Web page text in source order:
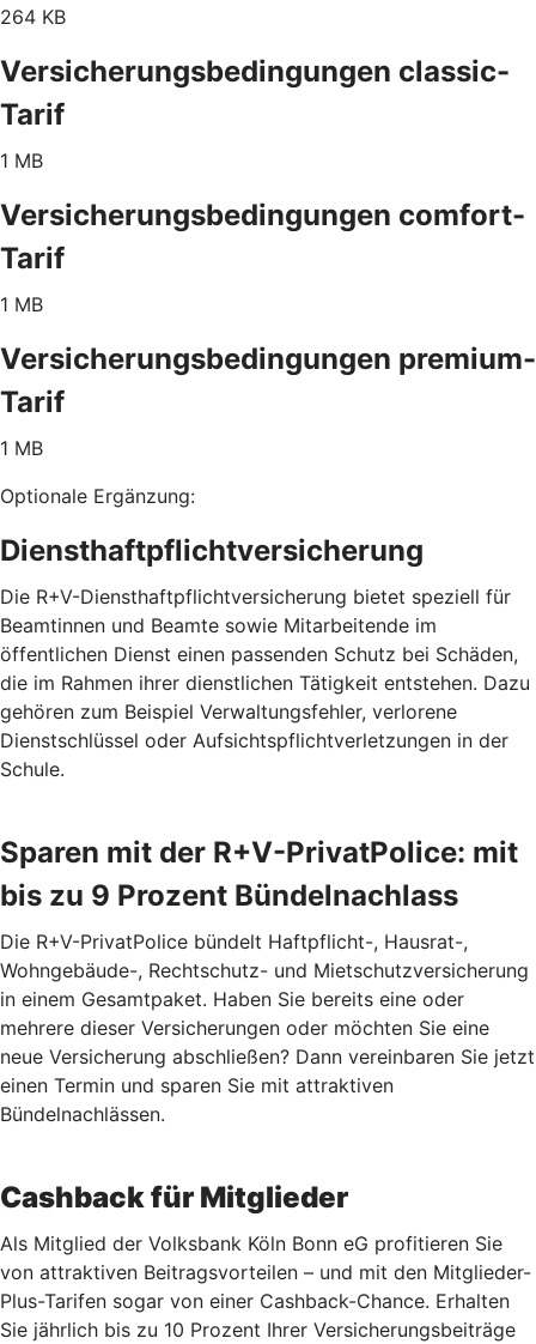
264 KB
Versicherungsbedingungen classic-
Tarif
1 MB
Versicherungsbedingungen comfort-
Tarif
1 MB
Versicherungsbedingungen premium-
Tarif
1 MB
Optionale Ergänzung:
Diensthaftpflichtversicherung
Die R+V-Diensthaftpflichtversicherung bietet speziell für
Beamtinnen und Beamte sowie Mitarbeitende im
öffentlichen Dienst einen passenden Schutz bei Schäden,
die im Rahmen ihrer dienstlichen Tätigkeit entstehen. Dazu
gehören zum Beispiel Verwaltungsfehler, verlorene
Dienstschlüssel oder Aufsichtspflichtverletzungen in der
Schule.
Sparen mit der R+V-PrivatPolice: mit
bis zu 9 Prozent Bündelnachlass
Die R+V-PrivatPolice bündelt Haftpflicht-, Hausrat-,
Wohngebäude-, Rechtschutz- und Mietschutzversicherung
in einem Gesamtpaket. Haben Sie bereits eine oder
mehrere dieser Versicherungen oder möchten Sie eine
neue Versicherung abschließen? Dann vereinbaren Sie jetzt
einen Termin und sparen Sie mit attraktiven
Bündelnachlässen.
Cashback für Mitglieder
Als Mitglied der Volksbank Köln Bonn eG profitieren Sie
von attraktiven Beitragsvorteilen – und mit den Mitglieder-
Plus-Tarifen sogar von einer Cashback-Chance. Erhalten
Sie jährlich bis zu 10 Prozent Ihrer Versicherungsbeiträge